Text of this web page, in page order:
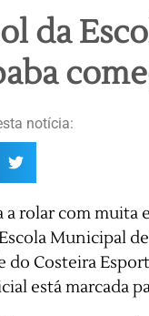
da
notícia:
rolar com muita
Municipal
do Costeira
está marcada